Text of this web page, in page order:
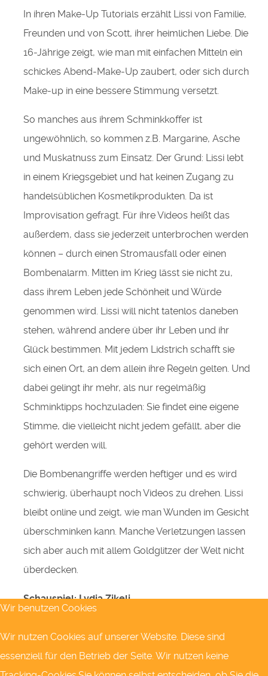
In ihren Make-Up Tutorials erzählt Lissi von Familie,
Freunden und von Scott, ihrer heimlichen Liebe. Die
16-Jährige zeigt, wie man mit einfachen Mitteln ein
schickes Abend-Make-Up zaubert, oder sich durch
Make-up in eine bessere Stimmung versetzt.
So manches aus ihrem Schminkkoffer ist
ungewöhnlich, so kommen z.B. Margarine, Asche
und Muskatnuss zum Einsatz. Der Grund: Lissi lebt
in einem Kriegsgebiet und hat keinen Zugang zu
handelsüblichen Kosmetikprodukten. Da ist
Improvisation gefragt. Für ihre Videos heißt das
außerdem, dass sie jederzeit unterbrochen werden
können – durch einen Stromausfall oder einen
Bombenalarm. Mitten im Krieg lässt sie nicht zu,
dass ihrem Leben jede Schönheit und Würde
genommen wird. Lissi will nicht tatenlos daneben
stehen, während andere über ihr Leben und ihr
Glück bestimmen. Mit jedem Lidstrich schafft sie
sich einen Ort, an dem allein ihre Regeln gelten. Und
dabei gelingt ihr mehr, als nur regelmäßig
Schminktipps hochzuladen: Sie findet eine eigene
Stimme, die vielleicht nicht jedem gefällt, aber die
gehört werden will.
Die Bombenangriffe werden heftiger und es wird
schwierig, überhaupt noch Videos zu drehen. Lissi
bleibt online und zeigt, wie man Wunden im Gesicht
überschminken kann. Manche Verletzungen lassen
sich aber auch mit allem Goldglitzer der Welt nicht
überdecken.
Schauspiel: Lydia Zikeli
Bühne: Andrea Lingel
Wir benutzen Cookies
Wir nutzen Cookies auf unserer Website. Diese sind
essenziell für den Betrieb der Seite. Wir nutzen keine